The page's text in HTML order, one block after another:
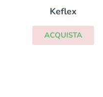
Suprax
ACQUISTA